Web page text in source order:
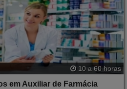
10 a 60 horas
em Auxiliar de Farmácia